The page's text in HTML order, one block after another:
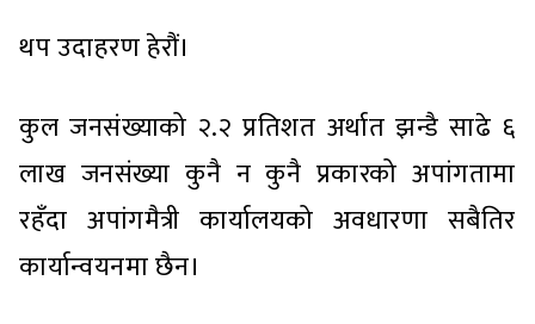
थप उदाहरण हेरौं।
कुल जनसंख्याको २.२ प्रतिशत अर्थात झन्डै साढे ६
लाख जनसंख्या कुनै न कुनै प्रकारको अपांगतामा
रहँदा अपांगमैत्री कार्यालयको अवधारणा सबैतिर
कार्यान्वयनमा छैन।